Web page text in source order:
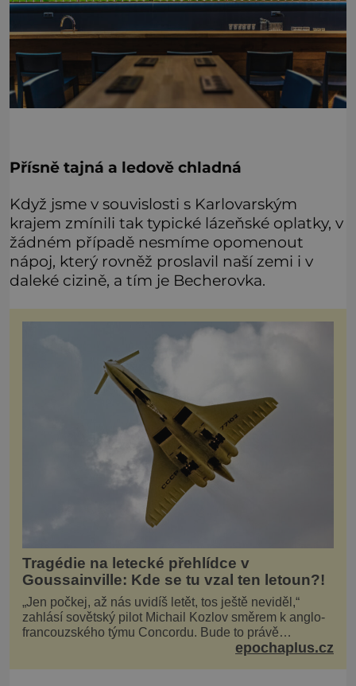
Přísně tajná a ledově chladná
Když jsme v souvislosti s Karlovarským
krajem zmínili tak typické lázeňské oplatky, v
žádném případě nesmíme opomenout
nápoj, který rovněž proslavil naší zemi i v
daleké cizině, a tím je Becherovka.
Tragédie na letecké přehlídce v
Goussainville: Kde se tu vzal ten letoun?!
„Jen počkej, až nás uvidíš letět, tos ještě neviděl,“
zahlásí sovětský pilot Michail Kozlov směrem k anglo-
francouzského týmu Concordu. Bude to právě
konkurenční boj, co bude stát za smrtí celé 6členné
epochaplus.cz